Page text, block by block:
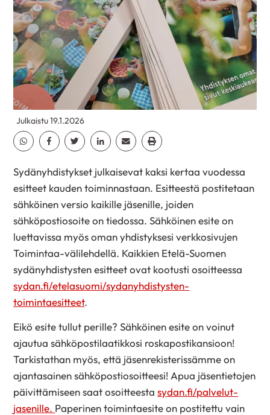
Julkaistu 19.1.2026
Jaa Whatsapp
Jaa Facebook
Jaa TwitterJaa Linkedin
Jaa EmailJaa Print
Sydänyhdistykset julkaisevat kaksi kertaa vuodessa
esitteet kauden toiminnastaan. Esitteestä postitetaan
sähköinen versio kaikille jäsenille, joiden
sähköpostiosoite on tiedossa. Sähköinen esite on
luettavissa myös oman yhdistyksesi verkkosivujen
Toimintaa-välilehdellä. Kaikkien Etelä-Suomen
sydänyhdistysten esitteet ovat kootusti osoitteessa
sydan.fi/etelasuomi/sydanyhdistysten-
toimintaesitteet.
Eikö esite tullut perille? Sähköinen esite on voinut
ajautua sähköpostilaatikkosi roskapostikansioon!
Tarkistathan myös, että jäsenrekisterissämme on
ajantasainen sähköpostiosoitteesi! Apua jäsentietojen
päivittämiseen saat osoitteestasydan.fi/palvelut-
jasenille. Paperinen toimintaesite on postitettu vain